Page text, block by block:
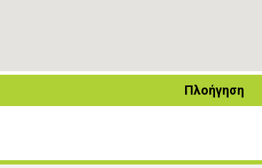
Πλοήγηση